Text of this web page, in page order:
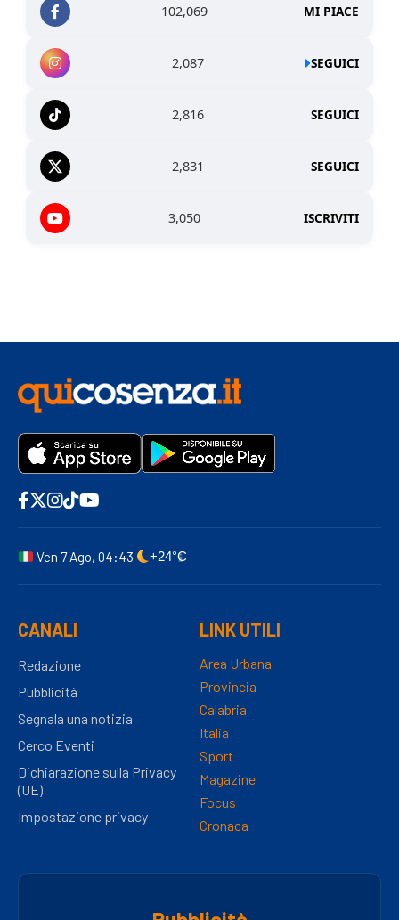
102,069 MI PIACE
2,087 SEGUICI
2,816 SEGUICI
2,831 SEGUICI
3,050 ISCRIVITI
Ven 7 Ago, 04:43 +24°C
CANALI
Redazione
Pubblicità
Segnala una notizia
Cerco Eventi
Dichiarazione sulla Privacy
(UE)
Impostazione privacy
LINK UTILI
Area Urbana
Provincia
Calabria
Italia
Sport
Magazine
Focus
Cronaca